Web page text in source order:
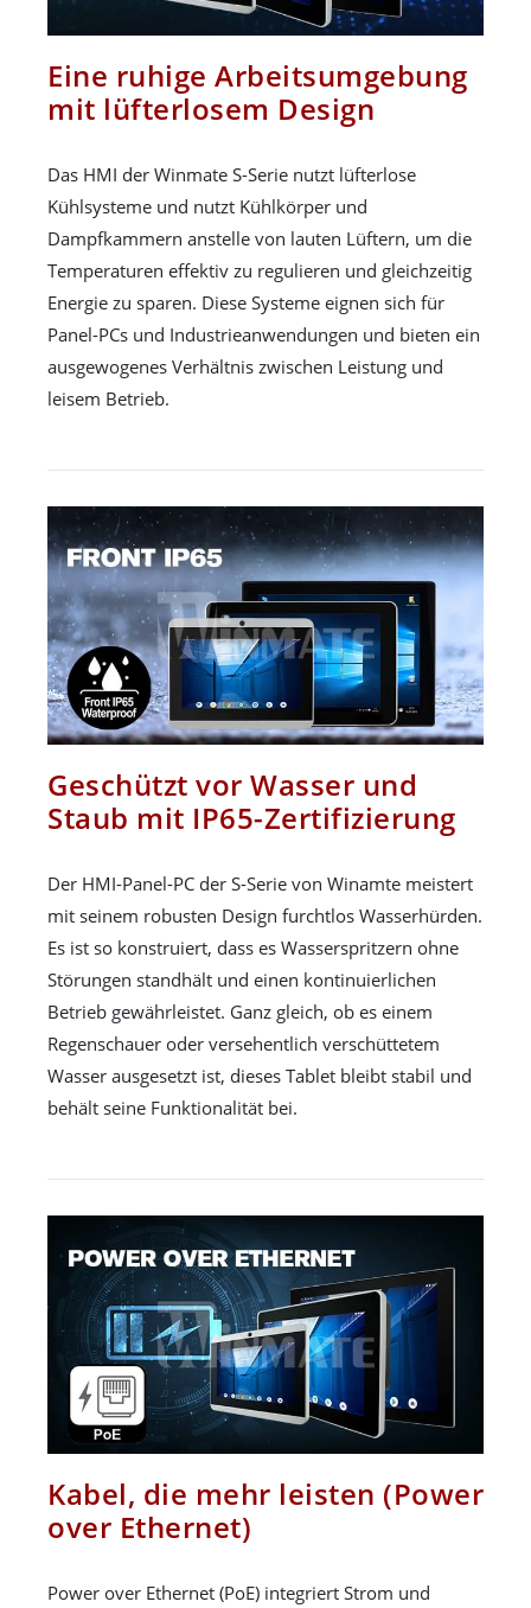
Eine ruhige Arbeitsumgebung
mit lüfterlosem Design
Das HMI der Winmate S-Serie nutzt lüfterlose
Kühlsysteme und nutzt Kühlkörper und
Dampfkammern anstelle von lauten Lüftern, um die
Temperaturen effektiv zu regulieren und gleichzeitig
Energie zu sparen. Diese Systeme eignen sich für
Panel-PCs und Industrieanwendungen und bieten ein
ausgewogenes Verhältnis zwischen Leistung und
leisem Betrieb.
Geschützt vor Wasser und
Staub mit IP65-Zertifizierung
Der HMI-Panel-PC der S-Serie von Winamte meistert
mit seinem robusten Design furchtlos Wasserhürden.
Es ist so konstruiert, dass es Wasserspritzern ohne
Störungen standhält und einen kontinuierlichen
Betrieb gewährleistet. Ganz gleich, ob es einem
Regenschauer oder versehentlich verschüttetem
Wasser ausgesetzt ist, dieses Tablet bleibt stabil und
behält seine Funktionalität bei.
Kabel, die mehr leisten (Power
over Ethernet)
Power over Ethernet (PoE) integriert Strom und